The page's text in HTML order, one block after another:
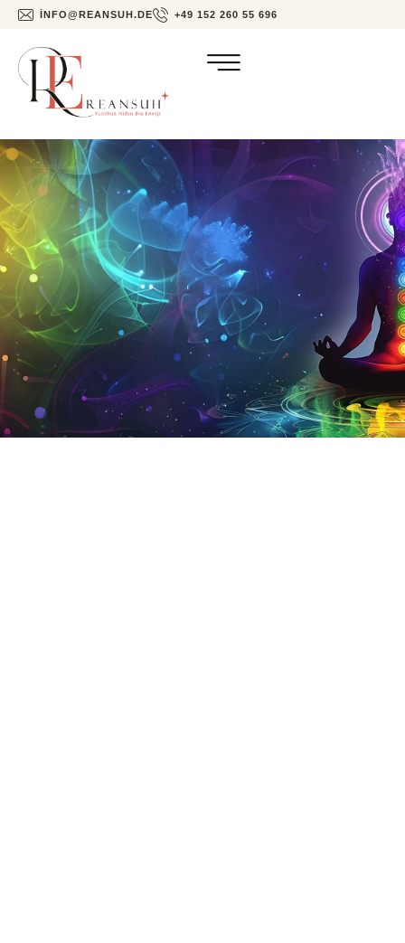
INFO@REANSUH.DE +49 152 260 55 696